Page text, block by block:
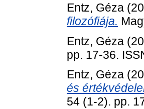
Entz, Géza
filozófiája.
Entz, Géza
pp. 17-36.
Entz, Géza
és
54 (1-2). pp.